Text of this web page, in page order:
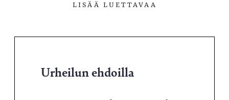
LISÄÄ LUETTAVAA
Urheilun ehdoilla